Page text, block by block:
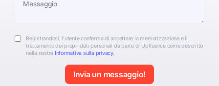
Registrandosi, l'utente conferma di accettare la memorizzazione e il
trattamento dei propri dati personali da parte di Upfluence come descritto
nella nostra Informativa sulla privacy.